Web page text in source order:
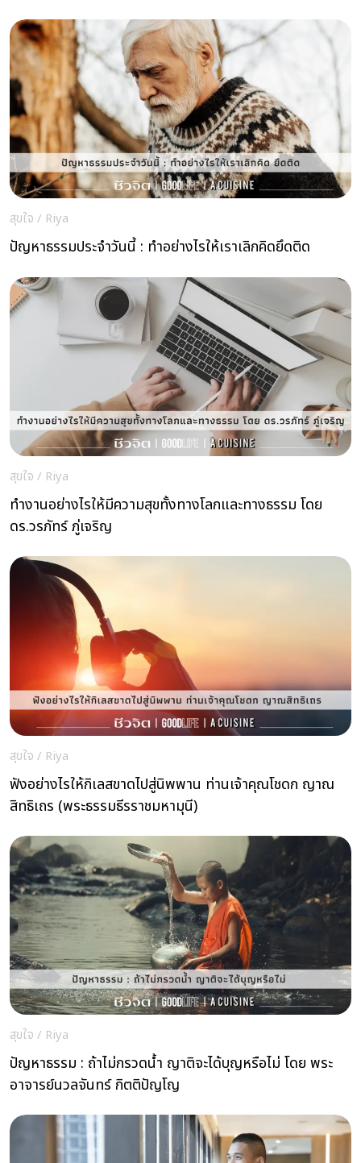
สุขใจ / Riya
ปัญหาธรรมประจำวันนี้ : ทำอย่างไรให้เราเลิกคิดยึดติด
สุขใจ / Riya
ทำงานอย่างไรให้มีความสุขทั้งทางโลกและทางธรรม โดย
ดร.วรภัทร์ ภู่เจริญ
สุขใจ / Riya
ฟังอย่างไรให้กิเลสขาดไปสู่นิพพาน ท่านเจ้าคุณโชดก ญาณ
สิทธิเถร (พระธรรมธีรราชมหามุนี)
สุขใจ / Riya
ปัญหาธรรม : ถ้าไม่กรวดน้ำ ญาติจะได้บุญหรือไม่ โดย พระ
อาจารย์นวลจันทร์ กิตติปัญโญ